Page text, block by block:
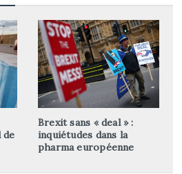
de
Brexit sans « deal » :
inquiétudes dans la
pharma européenne